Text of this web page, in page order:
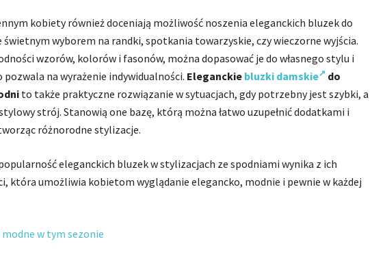
kobiety również doceniają możliwość noszenia eleganckich bluzek do
świetnym wyborem na randki, spotkania towarzyskie, czy wieczorne wyjścia.
wzorów, kolorów i fasonów, można dopasować je do własnego stylu i
pozwala na wyrażenie indywidualności. Eleganckie bluzki damskie
do
to także praktyczne rozwiązanie w sytuacjach, gdy potrzebny jest szybki, a
strój. Stanowią one bazę, którą można łatwo uzupełnić dodatkami i
różnorodne stylizacje.
eleganckich bluzek w stylizacjach ze spodniami wynika z ich
która umożliwia kobietom wyglądanie elegancko, modnie i pewnie w każdej
w tym sezonie